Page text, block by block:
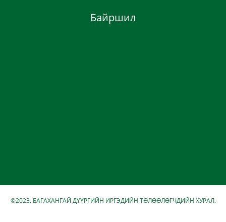
Байршил
©2023. БАГАХАНГАЙ ДҮҮРГИЙН ИРГЭДИЙН ТӨЛӨӨЛӨГЧДИЙН ХУРАЛ.